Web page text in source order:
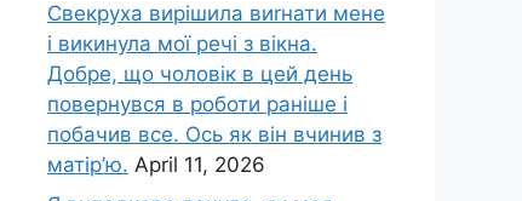
Свекруха вирішила виrнати мене
і викинула мої речі з вікна.
Добре, що чоловік в цей день
повернувся в роботи раніше і
побачив все. Ось як він вчинив з
матір’ю. April 11, 2026